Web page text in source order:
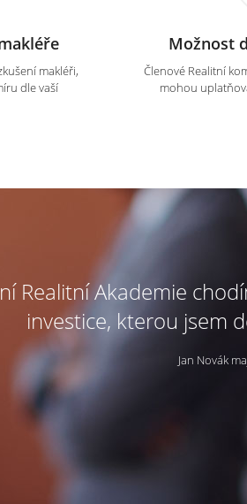
makléři,
dle vaší
Možnost
Členové Realitní
mohou
Realitní Akademie
investice, kterou jsem
Jan Novák